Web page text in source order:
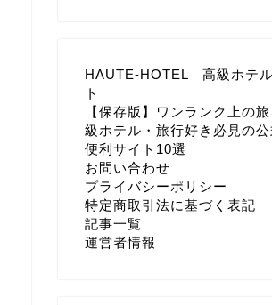
HAUTE-HOTEL 高級ホテ
ト
【保存版】ワンランク上の
級ホテル・旅行好き必見の公
便利サイト10選
お問い合わせ
プライバシーポリシー
特定商取引法に基づく表記
記事一覧
運営者情報